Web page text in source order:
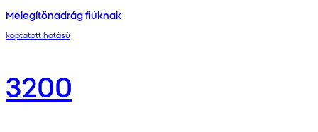
Melegítőnadrág fiúknak
koptatott hatású
3200